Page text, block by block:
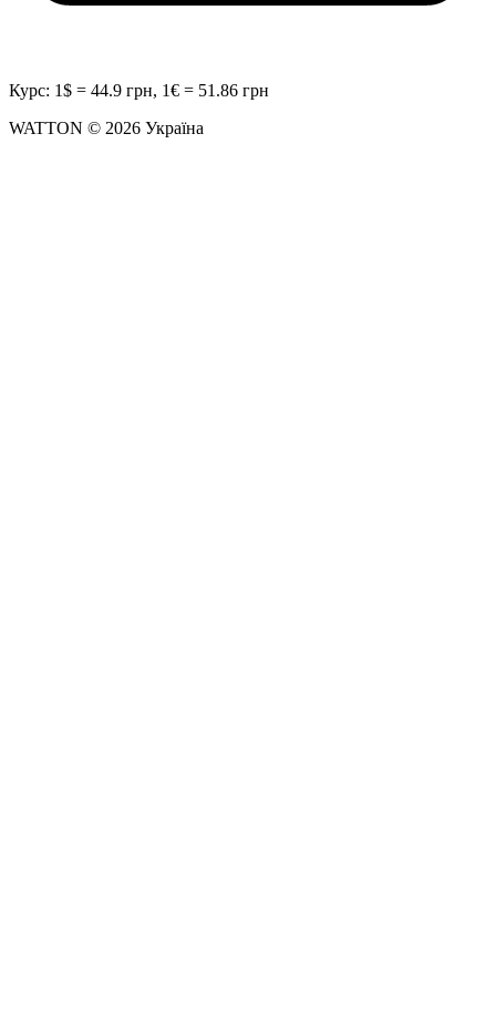
Курс: 1$ = 44.9 грн, 1€ = 51.86 грн
WATTON © 2026 Україна